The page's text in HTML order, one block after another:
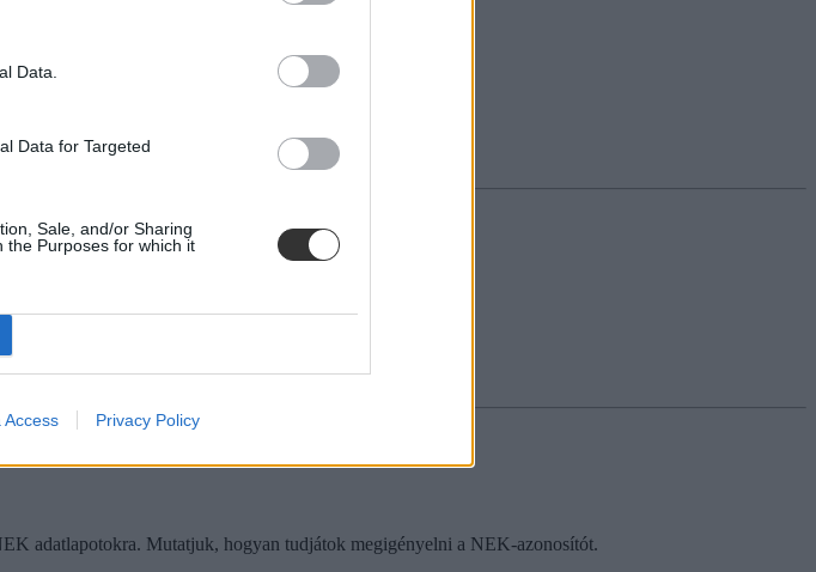
Data.
Data for Targeted
Sale, and/or Sharing
the Purposes for which it
Access Privacy Policy
a következő igénylését.
adatlapotokra. Mutatjuk, hogyan tudjátok megigényelni a NEK-azonosítót.